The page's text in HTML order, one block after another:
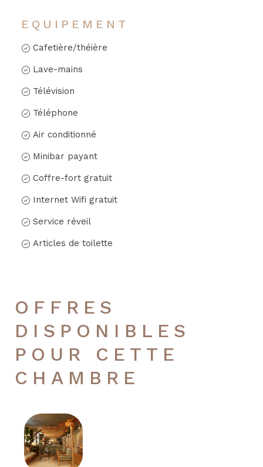
EQUIPEMENT
Cafetière/théière
Lave-mains
Télévision
Téléphone
Air conditionné
Minibar payant
Coffre-fort gratuit
Internet Wifi gratuit
Service réveil
Articles de toilette
OFFRES
DISPONIBLES
POUR CETTE
CHAMBRE